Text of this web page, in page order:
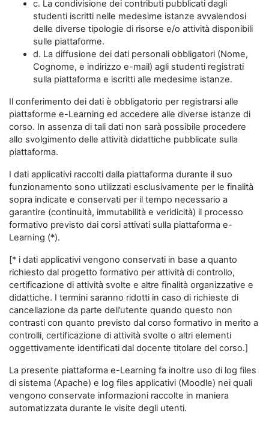
c. La condivisione dei contributi pubblicati dagli
studenti iscritti nelle medesime istanze avvalendosi
delle diverse tipologie di risorse e/o attività disponibili
sulle piattaforme.
d. La diffusione dei dati personali obbligatori (Nome,
Cognome, e indirizzo e-mail) agli studenti registrati
sulla piattaforma e iscritti alle medesime istanze.
Il conferimento dei dati è obbligatorio per registrarsi alle
piattaforme e-Learning ed accedere alle diverse istanze di
corso. In assenza di tali dati non sarà possibile procedere
allo svolgimento delle attività didattiche pubblicate sulla
piattaforma.
I dati applicativi raccolti dalla piattaforma durante il suo
funzionamento sono utilizzati esclusivamente per le finalità
sopra indicate e conservati per il tempo necessario a
garantire (continuità, immutabilità e veridicità) il processo
formativo previsto dai corsi attivati sulla piattaforma e-
Learning (*).
[* i dati applicativi vengono conservati in base a quanto
richiesto dal progetto formativo per attività di controllo,
certificazione di attività svolte e altre finalità organizzative e
didattiche. I termini saranno ridotti in caso di richieste di
cancellazione da parte dell’utente quando questo non
contrasti con quanto previsto dal corso formativo in merito a
controlli, certificazione di attività svolte o altri elementi
oggettivamente identificati dal docente titolare del corso.]
La presente piattaforma e-Learning fa inoltre uso di log files
di sistema (Apache) e log files applicativi (Moodle) nei quali
vengono conservate informazioni raccolte in maniera
automatizzata durante le visite degli utenti.